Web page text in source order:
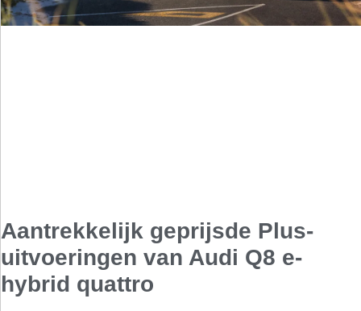
Aantrekkelijk geprijsde Plus-
uitvoeringen van Audi Q8 e-
hybrid quattro